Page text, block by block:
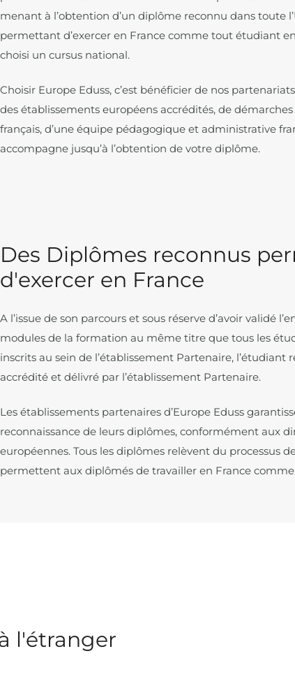
menant à l’obtention d’un diplôme reconnu dans toute
permettant d’exercer en France comme tout étudiant
choisi un cursus national.
Choisir Europe Eduss, c’est bénéficier de nos
des établissements européens accrédités, de
français, d’une équipe pédagogique et administrative
accompagne jusqu’à l’obtention de votre diplôme.
Des Diplômes reconnus
d'exercer en France
A l’issue de son parcours et sous réserve d’avoir validé
modules de la formation au même titre que tous les
inscrits au sein de l’établissement Partenaire, l’étudiant
accrédité et délivré par l’établissement Partenaire.
Les établissements partenaires d’Europe Eduss
reconnaissance de leurs diplômes, conformément aux
européennes. Tous les diplômes relèvent du processus
permettent aux diplômés de travailler en France comme
l'étranger